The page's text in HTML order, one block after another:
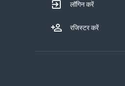
लॉगिन करें
रजिस्टर करें